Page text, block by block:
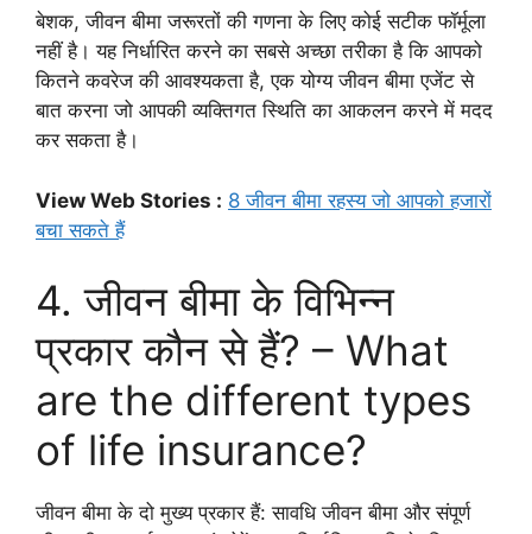
बेशक, जीवन बीमा जरूरतों की गणना के लिए कोई सटीक फॉर्मूला
नहीं है। यह निर्धारित करने का सबसे अच्छा तरीका है कि आपको
कितने कवरेज की आवश्यकता है, एक योग्य जीवन बीमा एजेंट से
बात करना जो आपकी व्यक्तिगत स्थिति का आकलन करने में मदद
कर सकता है।
View Web Stories : 8 जीवन बीमा रहस्य जो आपको हजारों
बचा सकते हैं
4. जीवन बीमा के विभिन्न
प्रकार कौन से हैं? – What
are the different types
of life insurance?
जीवन बीमा के दो मुख्य प्रकार हैं: सावधि जीवन बीमा और संपूर्ण